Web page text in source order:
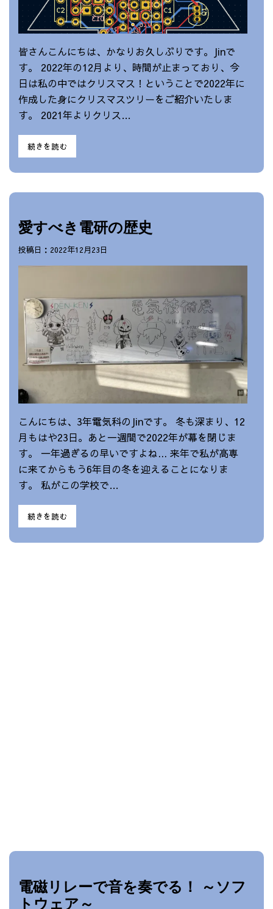
皆さんこんにちは、かなりお久しぶりです。Jinで
す。 2022年の12月より、時間が止まっており、今
日は私の中ではクリスマス！ということで2022年に
作成した身にクリスマスツリーをご紹介いたしま
す。 2021年よりクリス…
続きを読む
愛すべき電研の歴史
投稿日：2022年12月23日
こんにちは、3年電気科のJinです。 冬も深まり、12
月もはや23日。あと一週間で2022年が幕を閉じま
す。 一年過ぎるの早いですよね... 来年で私が高専
に来てからもう6年目の冬を迎えることになりま
す。 私がこの学校で…
続きを読む
電磁リレーで音を奏でる！ ～ソフ
トウェア～